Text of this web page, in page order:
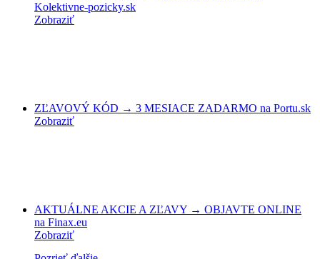
Kolektivne-pozicky.sk
Zobraziť
ZĽAVOVÝ KÓD → 3 MESIACE ZADARMO na Portu.sk
Zobraziť
AKTUÁLNE AKCIE A ZĽAVY → OBJAVTE ONLINE
na Finax.eu
Zobraziť